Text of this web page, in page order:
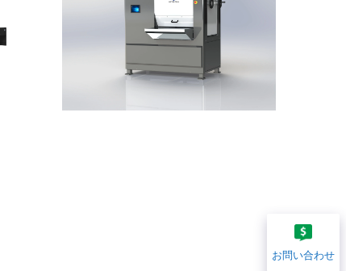
お問い合わせ